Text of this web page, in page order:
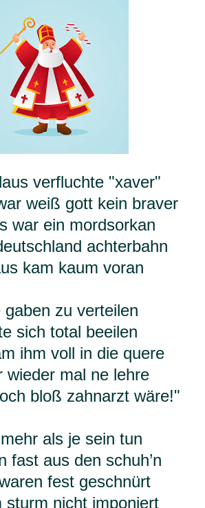
verfluchte "xaver"
weiß gott kein braver
war ein mordsorkan
achterbahn
kam kaum voran
gaben zu verteilen
sich total beeilen
ihm voll in die quere
wieder mal ne lehre
bloß zahnarzt wäre!"
als je sein tun
fast aus den schuh’n
fest geschnürt
sturm nicht imponiert